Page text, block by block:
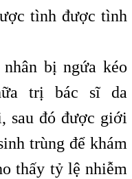
tình được tình
bị ngứa kéo
trị bác sĩ da
sau đó được giới
trùng để khám
thấy tỷ lệ nhiễm